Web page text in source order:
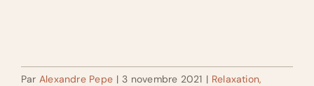
Par Alexandre Pepe | 3 novembre 2021 | Relaxation,